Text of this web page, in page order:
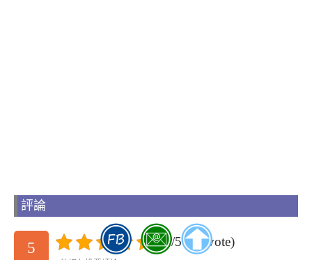
評論
5 5/5 - (1 vote)